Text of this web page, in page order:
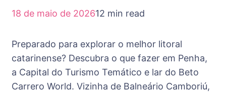
18 de maio de 202612 min read
Preparado para explorar o melhor litoral
catarinense? Descubra o que fazer em Penha,
a Capital do Turismo Temático e lar do Beto
Carrero World. Vizinha de Balneário Camboriú,